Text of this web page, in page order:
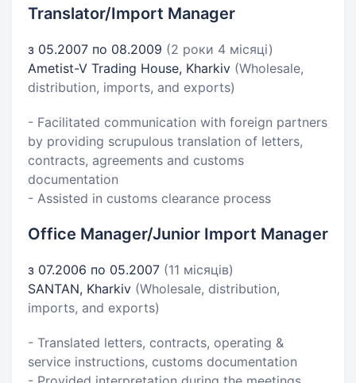
Translator/Import Manager
з 05.2007 по 08.2009 (2 роки 4 місяці)
Ametist-V Trading House, Kharkiv (Wholesale,
distribution, imports, and exports)
- Facilitated communication with foreign partners
by providing scrupulous translation of letters,
contracts, agreements and customs
documentation
- Assisted in customs clearance process
Office Manager/Junior Import Manager
з 07.2006 по 05.2007 (11 місяців)
SANTAN, Kharkiv (Wholesale, distribution,
imports, and exports)
- Translated letters, contracts, operating &
service instructions, customs documentation